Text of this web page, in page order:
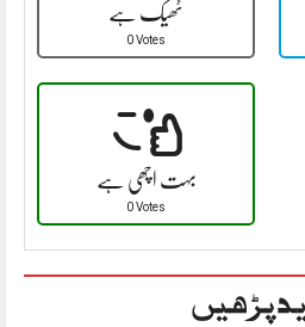
ٹھیک ہے
0 Votes
بہت اچھی ہے
0 Votes
پڑھیں